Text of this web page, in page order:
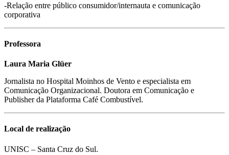
-Relação entre público consumidor/internauta e comunicação
corporativa
Professora
Laura Maria Glüer
Jornalista no Hospital Moinhos de Vento e especialista em
Comunicação Organizacional. Doutora em Comunicação e
Publisher da Plataforma Café Combustível.
Local de realização
UNISC – Santa Cruz do Sul.